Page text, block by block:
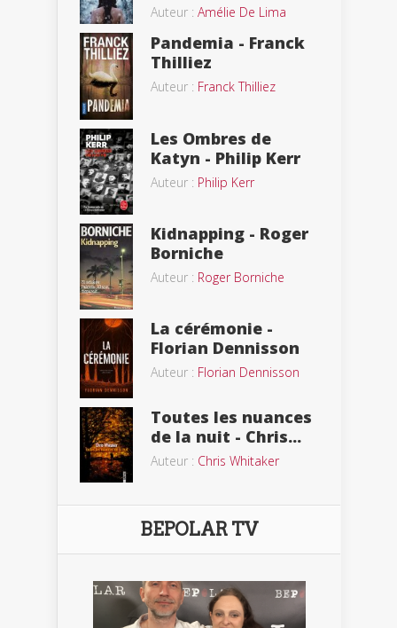
Auteur : Amélie De Lima
Pandemia - Franck
Thilliez
Auteur : Franck Thilliez
Les Ombres de
Katyn - Philip Kerr
Auteur : Philip Kerr
Kidnapping - Roger
Borniche
Auteur : Roger Borniche
La cérémonie -
Florian Dennisson
Auteur : Florian Dennisson
Toutes les nuances
de la nuit - Chris...
Auteur : Chris Whitaker
BEPOLAR TV